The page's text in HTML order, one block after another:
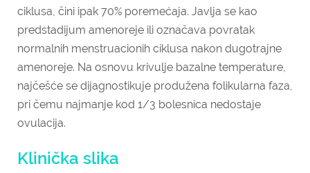
ciklusa, čini ipak 70% poremećaja. Javlja se kao
predstadijum amenoreje ili označava povratak
normalnih menstruacionih ciklusa nakon dugotrajne
amenoreje. Na osnovu krivulje bazalne temperature,
najčešće se dijagnostikuje produžena folikularna faza,
pri čemu najmanje kod 1/3 bolesnica nedostaje
ovulacija.
Klinička slika